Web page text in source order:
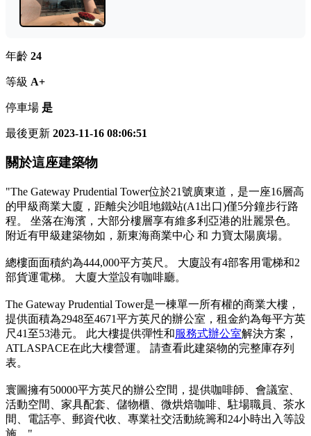
年齡 24
等級 A+
停車場 是
最後更新 2023-11-16 08:06:51
關於這座建築物
"The Gateway Prudential Tower位於21號廣東道，是一座16層高
的甲級商業大廈，距離尖沙咀地鐵站(A1出口)僅5分鐘步行路
程。 坐落在海濱，大部分樓層享有維多利亞港的壯麗景色。
附近有甲級建築物如，新東海商業中心 和 力寶太陽廣場。
總樓面面積約為444,000平方英尺。 大廈設有4部客用電梯和2
部貨運電梯。 大廈大堂設有咖啡廳。
The Gateway Prudential Tower是一棟單一所有權的商業大樓，
提供面積為2948至4671平方英尺的辦公室，租金約為每平方英
尺41至53港元。 此大樓提供彈性和服務式辦公室解決方案，
ATLASPACE在此大樓營運。 請查看此建築物的完整庫存列
表。
寰圖擁有50000平方英尺的辦公空間，提供咖啡師、會議室、
活動空間、家具配套、儲物櫃、微烘焙咖啡、駐場職員、茶水
間、電話亭、郵資代收、專業社交活動統籌和24小時出入等設
施。"